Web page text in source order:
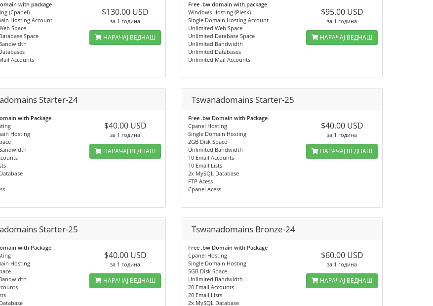
with package
(Cpanel)
Hosting Account
Space
Space
Accounts
$130.00 USD
за 1 година
НАРАЧАЈ ВЕДНАШ
Free .bw domain with package
Windows Hosting (Plesk)
Single Domain Hosting Account
Unlimited Web Space
Unlimited Database Space
Unlimited Bandwidth
Unlimited Databases
Unlimited Mail Accounts
$95.00 USD
за 1 година
НАРАЧАЈ ВЕДНАШ
Starter-24
with Package
Hosting
$40.00 USD
за 1 година
НАРАЧАЈ ВЕДНАШ
Tswanadomains Starter-25
Free .bw Domain with Package
Cpanel Hosting
Single Domain Hosting
2GB Disk Space
Unlimited Bandwidth
10 Email Accounts
10 Email Lists
2x MySQL Database
FTP Acess
Cpanel Acess
$40.00 USD
за 1 година
НАРАЧАЈ ВЕДНАШ
Starter-25
with Package
Hosting
$40.00 USD
за 1 година
НАРАЧАЈ ВЕДНАШ
Tswanadomains Bronze-24
Free .bw Domain with Package
Cpanel Hosting
Single Domain Hosting
5GB Disk Space
Unlimited Bandwidth
20 Email Accounts
20 Email Lists
2x MySQL Database
$60.00 USD
за 1 година
НАРАЧАЈ ВЕДНАШ